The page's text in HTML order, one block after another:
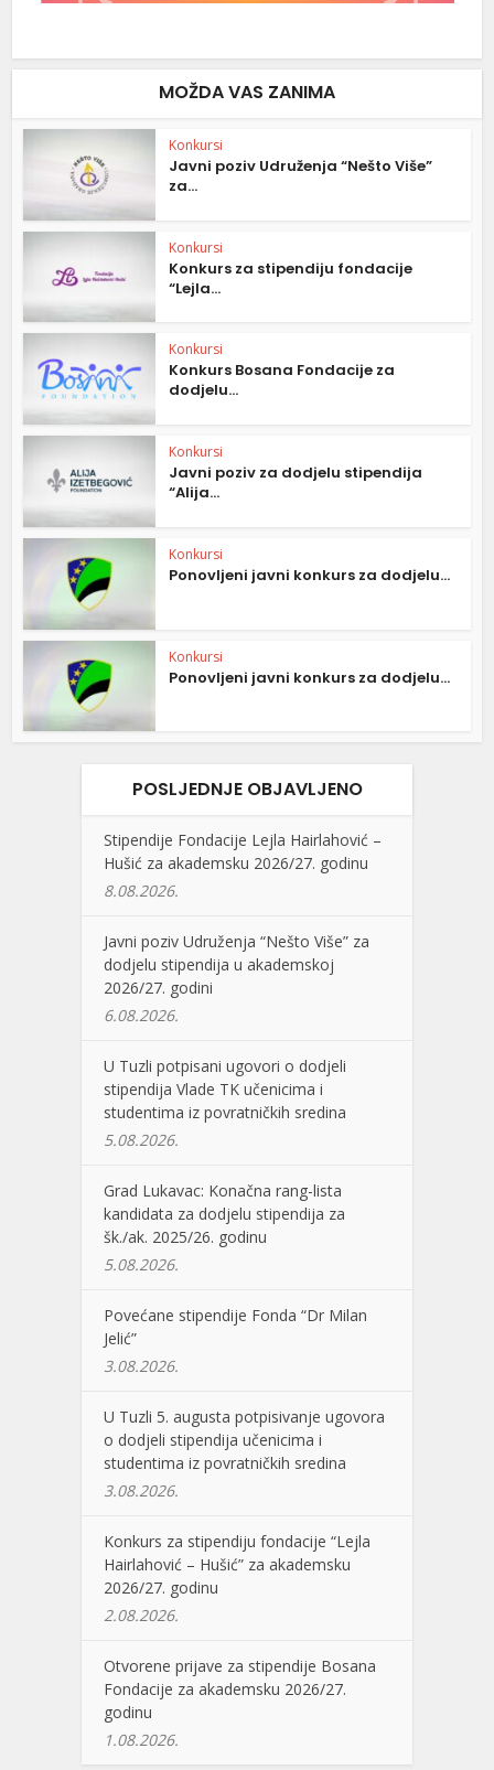
MOŽDA VAS ZANIMA
Konkursi
Javni poziv Udruženja “Nešto Više”
za...
Konkursi
Konkurs za stipendiju fondacije
“Lejla...
Konkursi
Konkurs Bosana Fondacije za
dodjelu...
Konkursi
Javni poziv za dodjelu stipendija
“Alija...
Konkursi
Ponovljeni javni konkurs za dodjelu...
Konkursi
Ponovljeni javni konkurs za dodjelu...
POSLJEDNJE OBJAVLJENO
Stipendije Fondacije Lejla Hairlahović –
Hušić za akademsku 2026/27. godinu
8.08.2026.
Javni poziv Udruženja “Nešto Više” za
dodjelu stipendija u akademskoj
2026/27. godini
6.08.2026.
U Tuzli potpisani ugovori o dodjeli
stipendija Vlade TK učenicima i
studentima iz povratničkih sredina
5.08.2026.
Grad Lukavac: Konačna rang-lista
kandidata za dodjelu stipendija za
šk./ak. 2025/26. godinu
5.08.2026.
Povećane stipendije Fonda “Dr Milan
Jelić”
3.08.2026.
U Tuzli 5. augusta potpisivanje ugovora
o dodjeli stipendija učenicima i
studentima iz povratničkih sredina
3.08.2026.
Konkurs za stipendiju fondacije “Lejla
Hairlahović – Hušić” za akademsku
2026/27. godinu
2.08.2026.
Otvorene prijave za stipendije Bosana
Fondacije za akademsku 2026/27.
godinu
1.08.2026.